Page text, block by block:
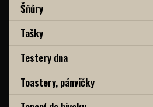
Šňůry
Tašky
Testery dna
Toastery, pánvičky